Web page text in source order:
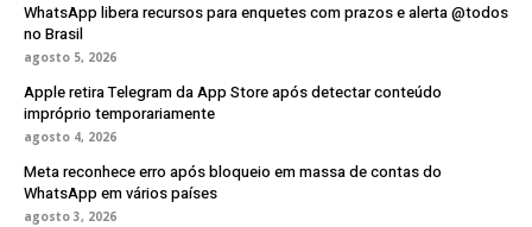
WhatsApp libera recursos para enquetes com prazos e alerta @todos
no Brasil
agosto 5, 2026
Apple retira Telegram da App Store após detectar conteúdo
impróprio temporariamente
agosto 4, 2026
Meta reconhece erro após bloqueio em massa de contas do
WhatsApp em vários países
agosto 3, 2026